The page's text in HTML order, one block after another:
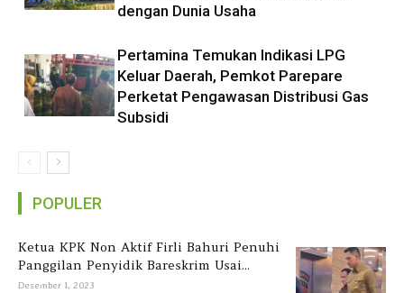
dengan Dunia Usaha
Pertamina Temukan Indikasi LPG
Keluar Daerah, Pemkot Parepare
Perketat Pengawasan Distribusi Gas
Subsidi
POPULER
Ketua KPK Non Aktif Firli Bahuri Penuhi
Panggilan Penyidik Bareskrim Usai...
Desember 1, 2023